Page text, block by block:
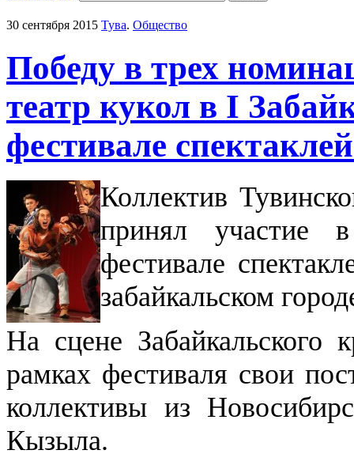
30 сентября 2015 Тува. Общество
Победу в трех
театр кукол в I
фестивале
Коллектив
принял участие
фестивале
забайкальском
На сцене Забайкальского
рамках фестиваля свои
коллективы из
Кызыла.